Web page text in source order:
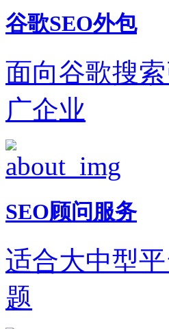
谷歌SEO外包
面向谷歌搜
广企业
SEO顾问服务
适合大中型
题